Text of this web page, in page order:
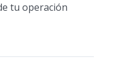
tu operación